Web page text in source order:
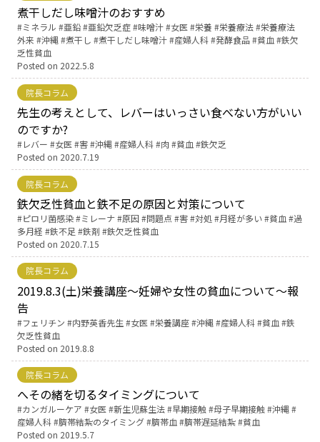
煮干しだし味噌汁のおすすめ
Tags:
ミネラル 亜鉛 亜鉛欠乏症 味噌汁 女医 栄養 栄養療法
栄養療法
外来
沖縄 煮干し 煮干しだし味噌汁 産婦人科 発酵食品 貧血
鉄欠
乏性貧血
Posted on 2022.5.8
院長コラム
先生の考えとして、レバーはいっさい食べない方がいい
のですか?
Tags:
レバー 女医 害 沖縄 産婦人科 肉 貧血
鉄欠乏
Posted on 2020.7.19
院長コラム
鉄欠乏性貧血と鉄不足の原因と対策について
Tags:
ピロリ菌感染 ミレーナ 原因 問題点 害 対処 月経が多い 貧血
過
多月経
鉄不足 鉄剤
鉄欠乏性貧血
Posted on 2020.7.15
院長コラム
2019.8.3(土)栄養講座～妊婦や女性の貧血について～報
告
Tags:
フェリチン 内野英香先生 女医 栄養講座 沖縄 産婦人科 貧血
鉄
欠乏性貧血
Posted on 2019.8.8
院長コラム
へその緒を切るタイミングについて
Tags:
カンガルーケア 女医 新生児蘇生法 早期接触 母子早期接触
沖縄
産婦人科 臍帯結紮のタイミング 臍帯血 臍帯遅延結紮
貧血
Posted on 2019.5.7
予防接種
その他の診療内容
‘さんルーム’ でさまざまな講座・クラス
遠方にお住まいで当院での出産を希望される方へ
医師プロフィール
English Page